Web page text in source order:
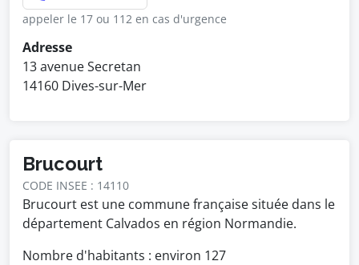
appeler le 17 ou 112 en cas d'urgence
Adresse
13 avenue Secretan
14160 Dives-sur-Mer
Brucourt
CODE INSEE : 14110
Brucourt est une commune française située dans le
département Calvados en région Normandie.
Nombre d'habitants : environ 127